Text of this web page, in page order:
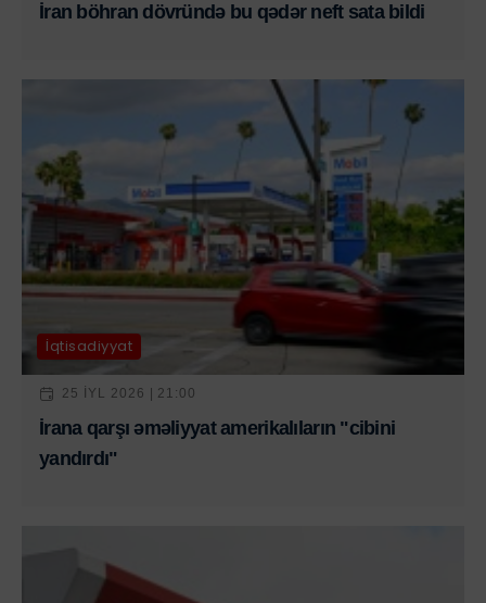
İran böhran dövründə bu qədər neft sata bildi
İqtisadiyyat
25 IYL 2026 | 21:00
İrana qarşı əməliyyat amerikalıların "cibini
yandırdı"